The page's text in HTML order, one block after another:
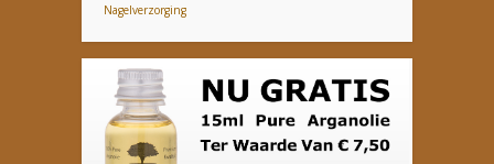
Nagelverzorging